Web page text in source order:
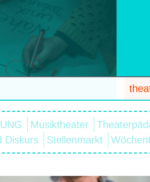
Musiktheater
Diskurs
Stellenmarkt